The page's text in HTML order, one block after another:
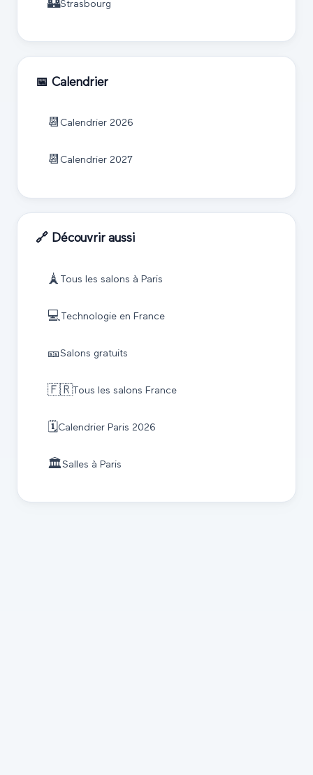
🏰Strasbourg
📅 Calendrier
📆 Calendrier 2026
📆 Calendrier 2027
🔗 Découvrir aussi
🗼 Tous les salons à Paris
💻 Technologieen France
🎫Salons gratuits
🇫🇷Tous les salons France
🗓️Calendrier Paris 2026
🏛️Salles à Paris